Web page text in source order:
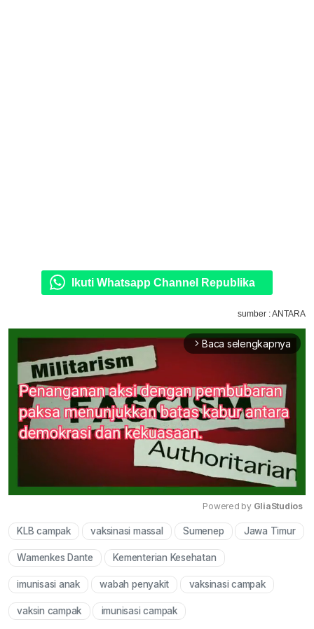
Ikuti Whatsapp Channel Republika
sumber : ANTARA
arrow_forward_ios Baca selengkapnya
Mute
Powered by GliaStudios
KLB campak vaksinasi massal Sumenep Jawa Timur
Wamenkes Dante Kementerian Kesehatan
imunisasi anak wabah penyakit vaksinasi campak
vaksin campak imunisasi campak